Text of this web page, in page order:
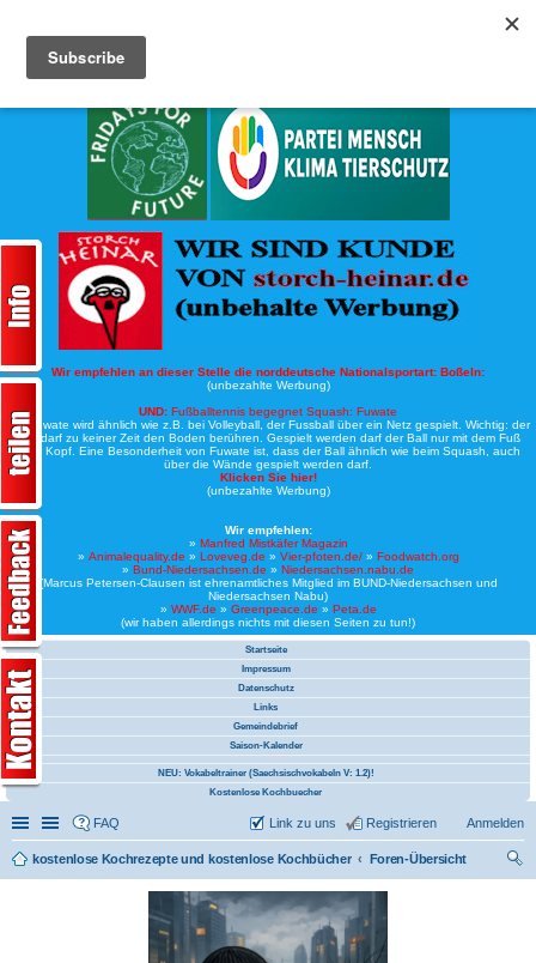
Wir empfehlen an dieser Stelle die norddeutsche Nationalsportart: Boßeln:
(unbezahlte Werbung)
UND: Fußballtennis begegnet Squash: Fuwate
Bei Fuwate wird ähnlich wie z.B. bei Volleyball, der Fussball über ein Netz gespielt. Wichtig: der
Ball darf zu keiner Zeit den Boden berühren. Gespielt werden darf der Ball nur mit dem Fuß
oder Kopf. Eine Besonderheit von Fuwate ist, dass der Ball ähnlich wie beim Squash, auch
über die Wände gespielt werden darf.
Klicken Sie hier!
(unbezahlte Werbung)
Wir empfehlen:
» Manfred Mistkäfer Magazin
» Animalequality.de » Loveveg.de » Vier-pfoten.de/» Foodwatch.org
» Bund-Niedersachsen.de » Niedersachsen.nabu.de
(Marcus Petersen-Clausen ist ehrenamtliches Mitglied im BUND-Niedersachsen und
Niedersachsen Nabu)
» WWF.de » Greenpeace.de » Peta.de
(wir haben allerdings nichts mit diesen Seiten zu tun!)
Startseite
Impressum
Datenschutz
Links
Gemeindebrief
Saison-Kalender
NEU: Vokabeltrainer (Saechsischvokabeln V: 1.2)!
Kostenlose Kochbuecher
Schnellzugriff
Linkliste
FAQ Anmelden
Registrieren
Link zu uns
kostenlose Kochrezepte und kostenlose Kochbücher
Foren-Übersicht